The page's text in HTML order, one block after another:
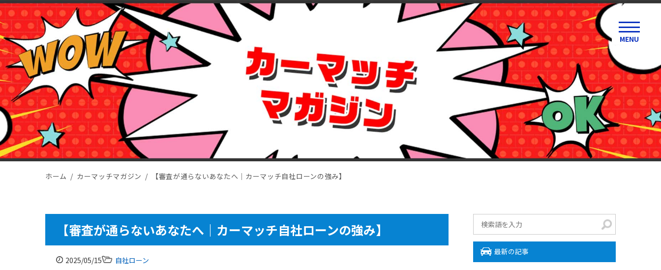
ホーム カーマッチマガジン 【審査が通らないあなたへ｜カーマッチ自社ローンの強み】
【審査が通らないあなたへ｜カーマッチ自社ローンの強み】
2025/05/15 自社ローン
最新の記事